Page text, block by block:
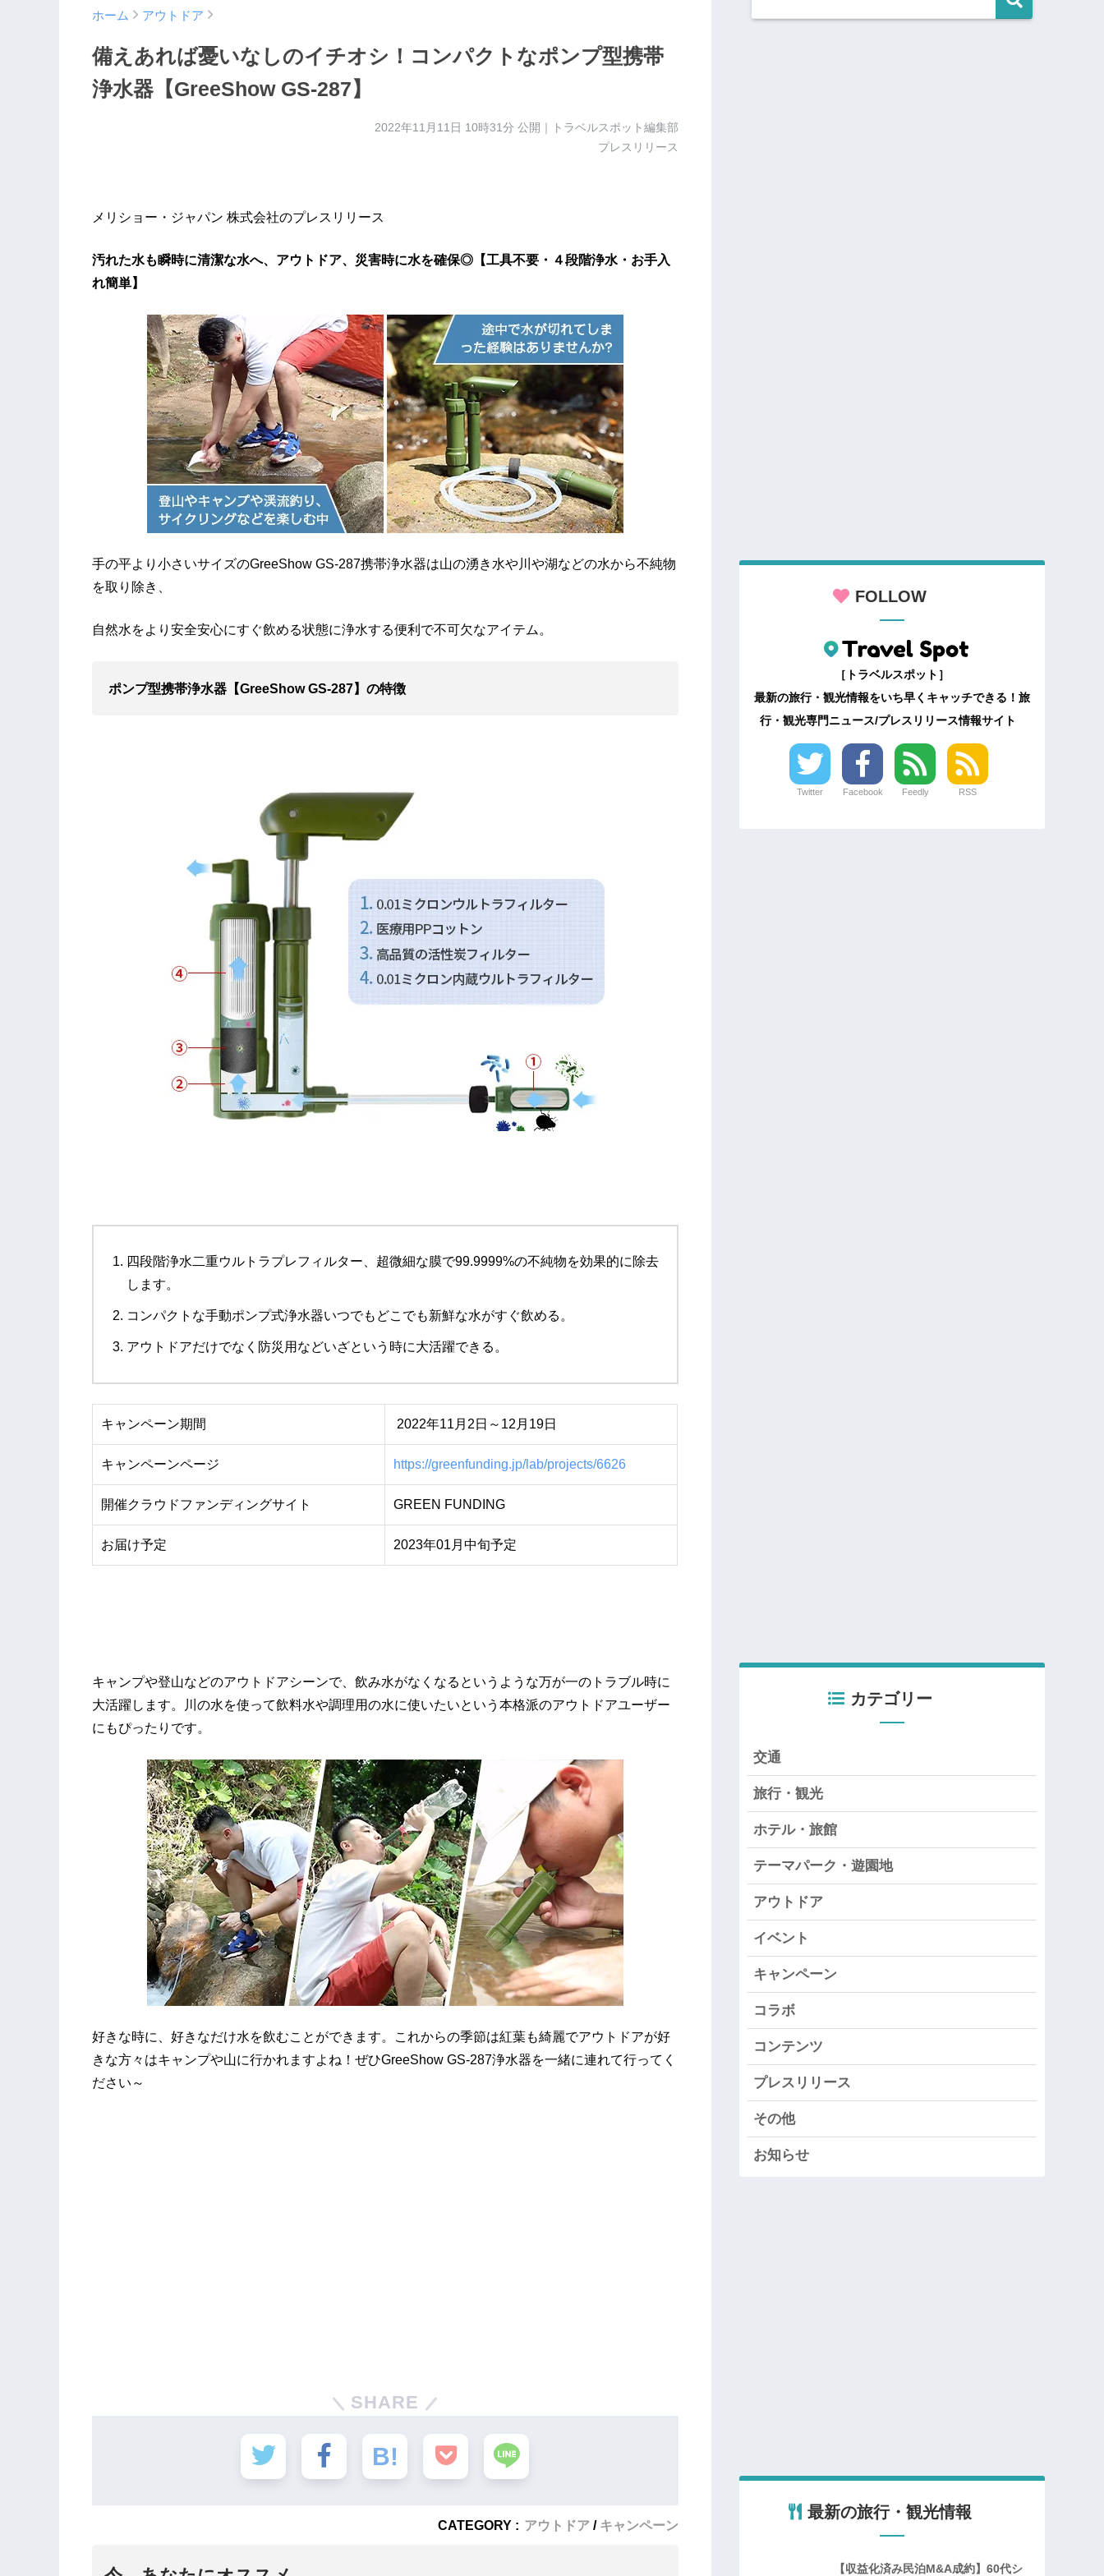
ホーム アウトドア
備えあれば憂いなしのイチオシ！コンパクトなポンプ型携帯
浄水器【GreeShow GS-287】
2022年11月11日 10時31分 公開｜トラベルスポット編集部
プレスリリース
メリショー・ジャパン 株式会社のプレスリリース
汚れた水も瞬時に清潔な水へ、アウトドア、災害時に水を確保◎【工具不要・４段階浄水・お手入
れ簡単】
手の平より小さいサイズのGreeShow GS-287携帯浄水器は山の湧き水や川や湖などの水から不純物
を取り除き、
自然水をより安全安心にすぐ飲める状態に浄水する便利で不可欠なアイテム。
ポンプ型携帯浄水器【GreeShow GS-287】の特徴
四段階浄水二重ウルトラプレフィルター、超微細な膜で99.9999%の不純物を効果的に除去
します。
コンパクトな手動ポンプ式浄水器いつでもどこでも新鮮な水がすぐ飲める。
アウトドアだけでなく防災用などいざという時に大活躍できる。
キャンペーン期間 2022年11月2日～12月19日
キャンペーンページ https://greenfunding.jp/lab/projects/6626
開催クラウドファンディングサイト GREEN FUNDING
お届け予定 2023年01月中旬予定
キャンプや登山などのアウトドアシーンで、飲み水がなくなるというような万が一のトラブル時に
大活躍します。川の水を使って飲料水や調理用の水に使いたいという本格派のアウトドアユーザー
にもぴったりです。
好きな時に、好きなだけ水を飲むことができます。これからの季節は紅葉も綺麗でアウトドアが好
きな方々はキャンプや山に行かれますよね！ぜひGreeShow GS-287浄水器を一緒に連れて行ってく
ださい～
SHARE
CATEGORY : アウトドア キャンペーン
FOLLOW
［トラベルスポット］
最新の旅行・観光情報をいち早くキャッチできる！旅
行・観光専門ニュース/プレスリリース情報サイト
Twitter Facebook Feedly RSS
カテゴリー
交通
旅行・観光
ホテル・旅館
テーマパーク・遊園地
アウトドア
イベント
キャンペーン
コラボ
コンテンツ
プレスリリース
その他
お知らせ
最新の旅行・観光情報
【収益化済み民泊M&A成約】60代シ